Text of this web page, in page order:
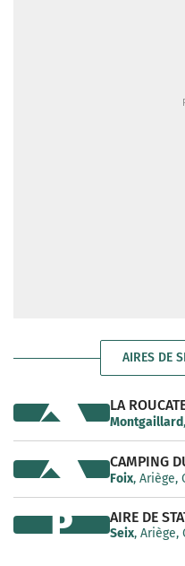
AIRES DE
LA
Montgaillard
CAMPING
Foix, Ariège,
AIRE DE
Seix, Ariège,
P